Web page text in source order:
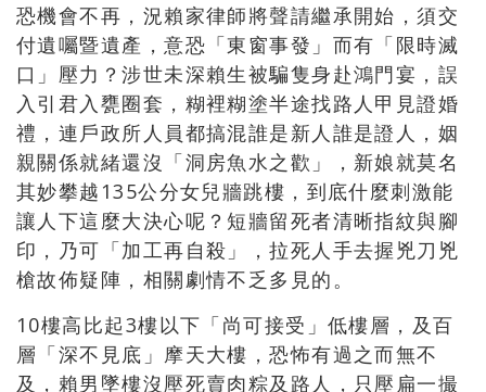
恐機會不再，況賴家律師將聲請繼承開始，須交
付遺囑暨遺產，意恐「東窗事發」而有「限時滅
口」壓力？涉世未深賴生被騙隻身赴鴻門宴，誤
入引君入甕圈套，糊裡糊塗半途找路人甲見證婚
禮，連戶政所人員都搞混誰是新人誰是證人，姻
親關係就緒還沒「洞房魚水之歡」，新娘就莫名
其妙攀越135公分女兒牆跳樓，到底什麼刺激能
讓人下這麼大決心呢？短牆留死者清晰指紋與腳
印，乃可「加工再自殺」，拉死人手去握兇刀兇
槍故佈疑陣，相關劇情不乏多見的。
10樓高比起3樓以下「尚可接受」低樓層，及百
層「深不見底」摩天大樓，恐怖有過之而無不
及，賴男墜樓沒壓死賣肉粽及路人，只壓扁一撮